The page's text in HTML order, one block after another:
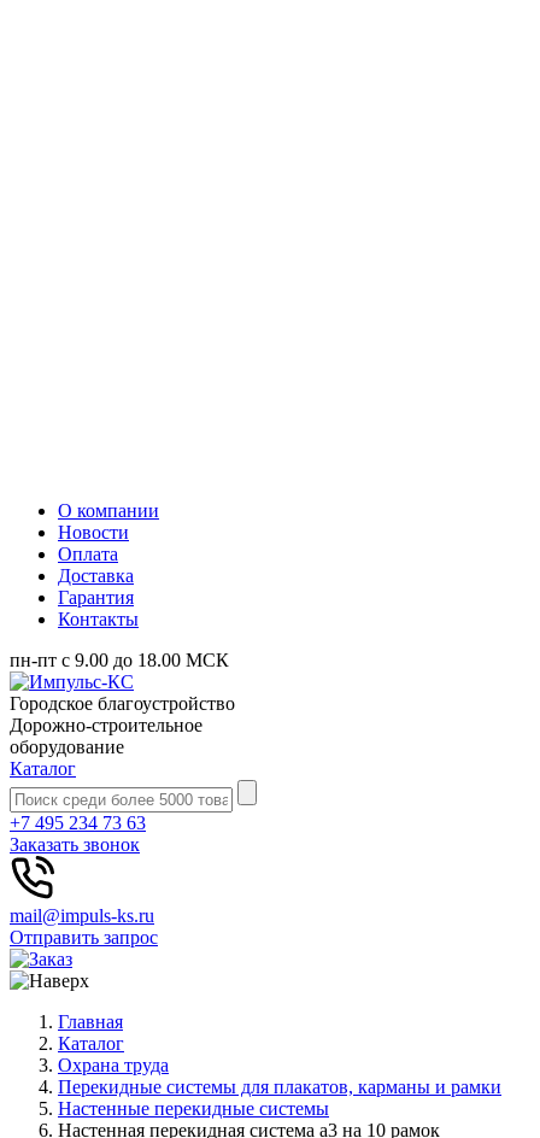
О компании
Новости
Оплата
Доставка
Гарантия
Контакты
пн-пт с 9.00 до 18.00 МСК
Городское благоустройство
Дорожно-строительное
оборудование
Каталог
+7 495 234 73 63
Заказать звонок
mail@impuls-ks.ru
Отправить запрос
Главная
Каталог
Охрана труда
Перекидные системы для плакатов, карманы и рамки
Настенные перекидные системы
Настенная перекидная система а3 на 10 рамок